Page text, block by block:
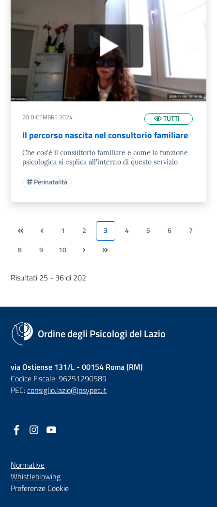
TUTTI
20 DICEMBRE 2024
Il percorso nascita nel consultorio familiare
Che cos'è il consultorio familiare e come la funzione
psicologica si esplica all'interno di questo servizio
Perinatalità
1 2 3 4 5 6
7
8
9 10
Risultati 25 - 36 di 202
Ordine degli Psicologi del Lazio
via Ostiense 131/L - 00154 Roma (RM)
Codice Fiscale: 96251290589
PEC:consiglio.lazio@psypec.it
Facebook
(nuova scheda - new tab)
Instagram
(nuova scheda - new tab)
Normative
Whistleblowing(nuova scheda - new tab)
Preferenze Cookie